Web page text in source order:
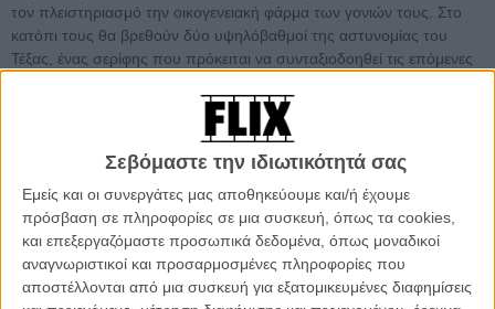
Σεβόμαστε την ιδιωτικότητά σας
Εμείς και οι συνεργάτες μας αποθηκεύουμε και/ή έχουμε
πρόσβαση σε πληροφορίες σε μια συσκευή, όπως τα cookies,
και επεξεργαζόμαστε προσωπικά δεδομένα, όπως μοναδικοί
αναγνωριστικοί και προσαρμοσμένες πληροφορίες που
αποστέλλονται από μια συσκευή για εξατομικευμένες διαφημίσεις
τον πλειστηριασμό την οικογενειακή φάρμα των γονιών τους. Στο
κατόπι τους θα βρεθούν δύο υψηλόβαθμοί της αστυνομίας του
Τέξας, ένας σερίφης που πρόκειται να συνταξιοδοηθεί τις επόμενες
που βάζουν σκοπό της ζωής τους να τους πιάσουν επ' αυτοφώρω
Το Flix θα σας μεταφέρει καθημερινά όλα όσα πρέπει να
γνωρίζετε για το 57ο Φεστιβάλ Θεσσαλονίκης - μέσα κι έξω
από τις σκοτεινές αίθουσες - ως τη λήξη του, την Κυριακή, 13
Νοεμβρίου. Κάντε κλικ εδώ για να δείτε συγκεντρωμένα όλα τα
θέματα του Flix για το Φεστιβάλ